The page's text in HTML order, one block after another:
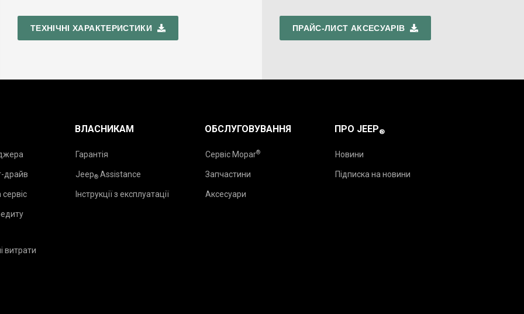
ТЕХНІЧНІ ХАРАКТЕРИСТИКИ ПРАЙС-ЛИСТ АКСЕСУАРІВ
драйв
витрати
ВЛАСНИКАМ
Гарантія
Jeep®Assistance
Інструкції з експлуатації
ОБСЛУГОВУВАННЯ
Сервіс Mopar®
Запчастини
Аксесуари
ПРО JEEP®
Новини
Підписка на новини